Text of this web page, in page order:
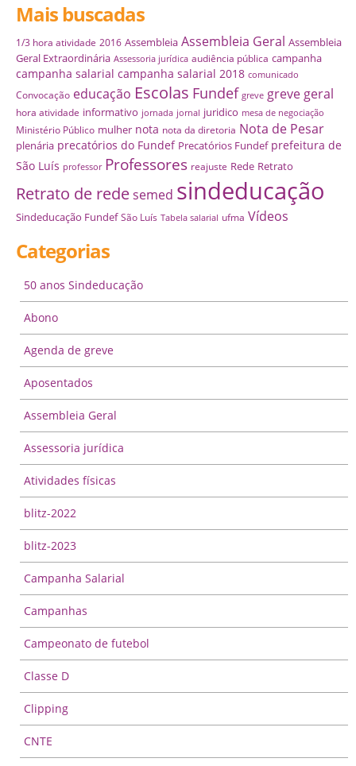
Mais buscadas
1/3 hora atividade 2016 Assembleia Assembleia Geral Assembleia
Geral Extraordinária Assessoria jurídica audiência pública campanha
campanha salarial campanha salarial 2018 comunicado
Convocação educação Escolas Fundef greve greve geral
hora atividade informativo jornada jornal juridico mesa de negociação
Ministério Público mulher nota nota da diretoria Nota de Pesar
plenária precatórios do Fundef Precatórios Fundef prefeitura de
São Luís professor Professores reajuste Rede Retrato
Retrato de redesemed sindeducação
Sindeducação Fundef São Luís Tabela salarial ufma Vídeos
Categorias
50 anos Sindeducação
Abono
Agenda de greve
Aposentados
Assembleia Geral
Assessoria jurídica
Atividades físicas
blitz-2022
blitz-2023
Campanha Salarial
Campanhas
Campeonato de futebol
Classe D
Clipping
CNTE